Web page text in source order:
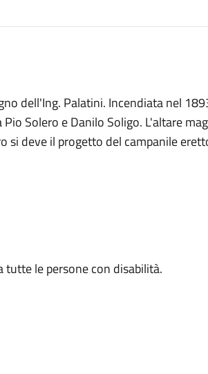
dell'Ing. Palatini. Incendiata nel
Solero e Danilo Soligo. L'altare
si deve il progetto del campanile
tutte le persone con disabilità.